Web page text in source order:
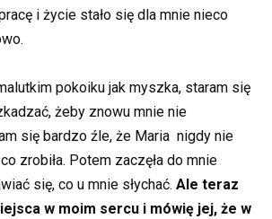
i życie stało się dla mnie nieco
pokoiku jak myszka, staram się
żeby znowu mnie nie
się bardzo źle, że Maria nigdy nie
zrobiła. Potem zaczęła do mnie
się, co u mnie słychać. Ale teraz
w moim sercu i mówię jej, że w